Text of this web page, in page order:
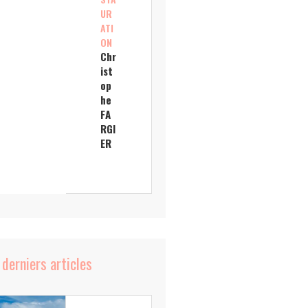
UR
ATI
ON
Chr
ist
op
he
FA
RGI
ER
articles